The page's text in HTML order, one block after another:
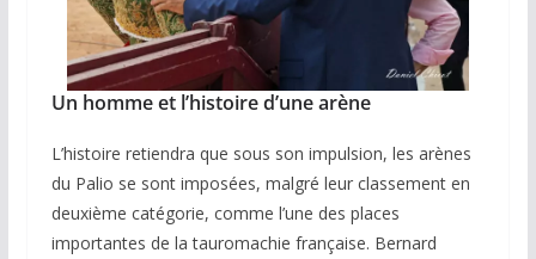
Un homme et l’histoire d’une arène
L’histoire retiendra que sous son impulsion, les arènes
du Palio se sont imposées, malgré leur classement en
deuxième catégorie, comme l’une des places
importantes de la tauromachie française. Bernard